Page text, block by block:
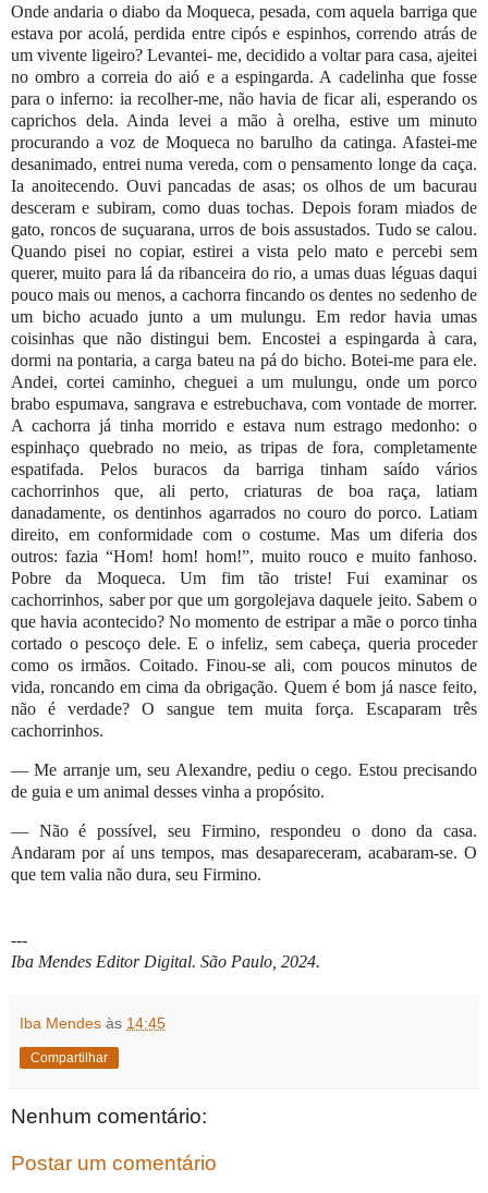
Onde andaria o diabo da Moqueca, pesada, com aquela barriga que
estava por acolá, perdida entre cipós e espinhos, correndo atrás de
um vivente ligeiro? Levantei- me, decidido a voltar para casa, ajeitei
no ombro a correia do aió e a espingarda. A cadelinha que fosse
para o inferno: ia recolher-me, não havia de ficar ali, esperando os
caprichos dela. Ainda levei a mão à orelha, estive um minuto
procurando a voz de Moqueca no barulho da catinga. Afastei-me
desanimado, entrei numa vereda, com o pensamento longe da caça.
Ia anoitecendo. Ouvi pancadas de asas; os olhos de um bacurau
desceram e subiram, como duas tochas. Depois foram miados de
gato, roncos de suçuarana, urros de bois assustados. Tudo se calou.
Quando pisei no copiar, estirei a vista pelo mato e percebi sem
querer, muito para lá da ribanceira do rio, a umas duas léguas daqui
pouco mais ou menos, a cachorra fincando os dentes no sedenho de
um bicho acuado junto a um mulungu. Em redor havia umas
coisinhas que não distingui bem. Encostei a espingarda à cara,
dormi na pontaria, a carga bateu na pá do bicho. Botei-me para ele.
Andei, cortei caminho, cheguei a um mulungu, onde um porco
brabo espumava, sangrava e estrebuchava, com vontade de morrer.
A cachorra já tinha morrido e estava num estrago medonho: o
espinhaço quebrado no meio, as tripas de fora, completamente
espatifada. Pelos buracos da barriga tinham saído vários
cachorrinhos que, ali perto, criaturas de boa raça, latiam
danadamente, os dentinhos agarrados no couro do porco. Latiam
direito, em conformidade com o costume. Mas um diferia dos
outros: fazia “Hom! hom! hom!”, muito rouco e muito fanhoso.
Pobre da Moqueca. Um fim tão triste! Fui examinar os
cachorrinhos, saber por que um gorgolejava daquele jeito. Sabem o
que havia acontecido? No momento de estripar a mãe o porco tinha
cortado o pescoço dele. E o infeliz, sem cabeça, queria proceder
como os irmãos. Coitado. Finou-se ali, com poucos minutos de
vida, roncando em cima da obrigação. Quem é bom já nasce feito,
não é verdade? O sangue tem muita força. Escaparam três
cachorrinhos.
— Me arranje um, seu Alexandre, pediu o cego. Estou precisando
de guia e um animal desses vinha a propósito.
— Não é possível, seu Firmino, respondeu o dono da casa.
Andaram por aí uns tempos, mas desapareceram, acabaram-se. O
que tem valia não dura, seu Firmino.
---
Iba Mendes Editor Digital. São Paulo, 2024.
Iba Mendes às 14:45
Compartilhar
Nenhum comentário:
Postar um comentário